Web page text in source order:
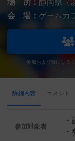
場 所： 静岡県（
会 場： ゲームカ
参加および気になる
詳細内容 コメント
参加対象者